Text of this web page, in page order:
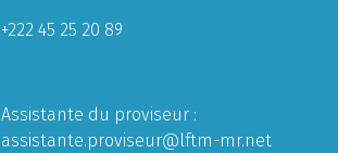
+222 45 25 20 89
Assistante du proviseur :
assistante.proviseur@lftm-mr.net